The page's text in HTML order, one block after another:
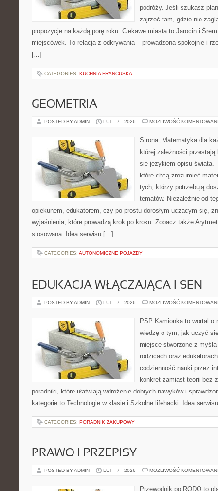
podróży. Jeśli szukasz
zajrzeć tam, gdzie nie
propozycje na każdą porę roku. Ciekawe miasta to Jarocin i
miejscówek. To relacja z odkrywania – prowadzona spokojnie i
[…]
CATEGORIES: KUCHNIA FRANCUSKA
GEOMETRIA
POSTED BY ADMIN LUT - 7 - 2026 MOŻLIWOŚĆ
Strona „Matematyka dla
której zależności
się językiem opisu świata.
które chcą zrozumieć
tych, którzy potrzebują
tematów. Niezależnie od
opiekunem, edukatorem, czy po prostu dorosłym uczącym się,
wyjaśnienia, które prowadzą krok po kroku. Zobacz także
stosowana. Ideą serwisu […]
CATEGORIES: AUTONOMICZNE POJAZDY
EDUKACJA WŁĄCZAJĄCA I SEN
POSTED BY ADMIN LUT - 7 - 2026 MOŻLIWOŚĆ
PSP Kamionka to wortal o
wiedzę o tym, jak uczyć
miejsce stworzone z
rodzicach oraz
codzienność nauki przez
konkret zamiast teorii bez
poradniki, które ułatwiają wdrożenie dobrych nawyków i
kategorie to Technologie w klasie i Szkolne lifehacki. Idea
CATEGORIES: PORADNIK ZAKUPOWY
PRAWO I PRZEPISY
POSTED BY ADMIN LUT - 7 - 2026 MOŻLIWOŚĆ
Przewodnik po RODO to